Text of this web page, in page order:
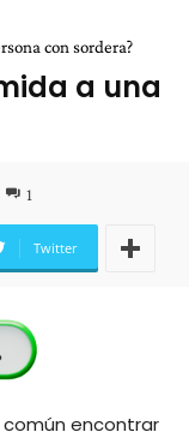
con sordera?
a una
1
Twitter
encontrar